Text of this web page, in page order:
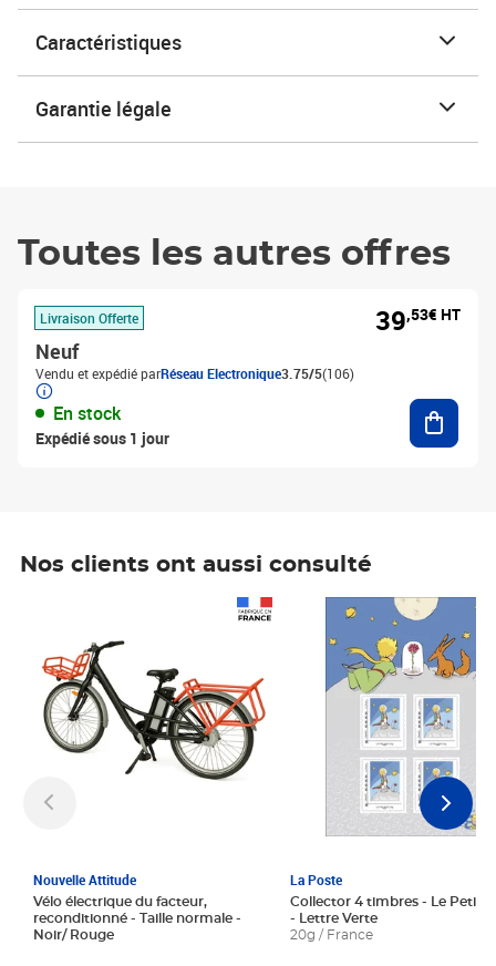
Caractéristiques
Garantie légale
Toutes les autres offres
Livraison Offerte
Neuf
Vendu et expédié parRéseau Electronique3.75/5(106)
En stock
Expédié sous 1 jour
39,53€ HT
Nos clients ont aussi consulté
Nouvelle Attitude
Vélo électrique du facteur,
reconditionné - Taille normale -
Noir/ Rouge
La Poste
Collector 4 timbres - Le Petit
- Lettre Verte
20g / France
Prix 6,25€ HT